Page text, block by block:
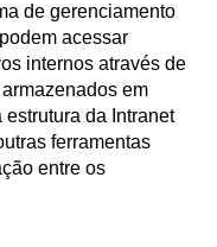
de gerenciamento
acessar
internos através de
em
da Intranet
ferramentas
entre os